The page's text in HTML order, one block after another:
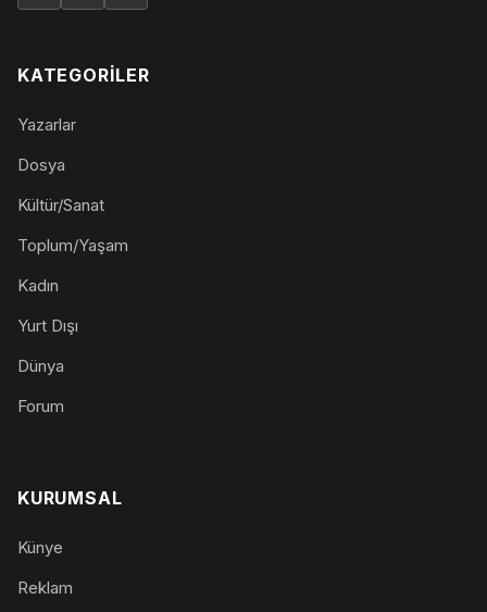
KATEGORILER
Yazarlar
Dosya
Kültür/Sanat
Toplum/Yaşam
Kadın
Yurt Dışı
Dünya
Forum
KURUMSAL
Künye
Reklam